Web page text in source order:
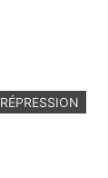
RÉPRESSION